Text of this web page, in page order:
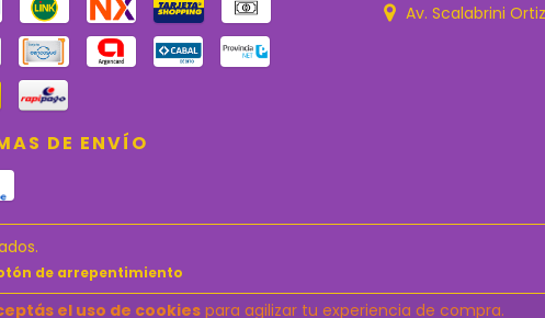
el uso de cookiespara agilizar tu experiencia de compra.
DE ENVÍO
Av. Scalabrini
de arrepentimiento